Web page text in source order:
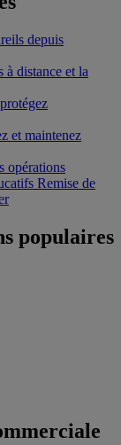
depuis
à distance et la
et maintenez
opérations
Remise de
populaires